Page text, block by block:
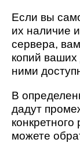
Если вы
их наличие
сервера,
копий
ними
В
дадут
можете